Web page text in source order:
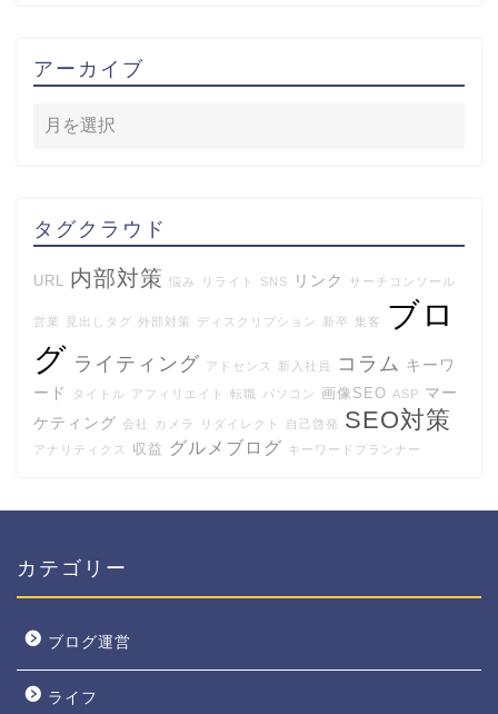
アーカイブ
タグクラウド
URL 内部対策 悩み リライト SNS リンク サーチコンソール
営業 見出しタグ 外部対策 ディスクリプション 新卒 集客
ブロ
グ ライティング アドセンス 新入社員 コラム キーワ
ード
タイトル アフィリエイト 転職 パソコン 画像SEO ASP マー
ケティング 会社 カメラ リダイレクト 自己啓発 SEO対策
アナリティクス 収益 グルメブログ キーワードプランナー
カテゴリー
ブログ運営
ライフ